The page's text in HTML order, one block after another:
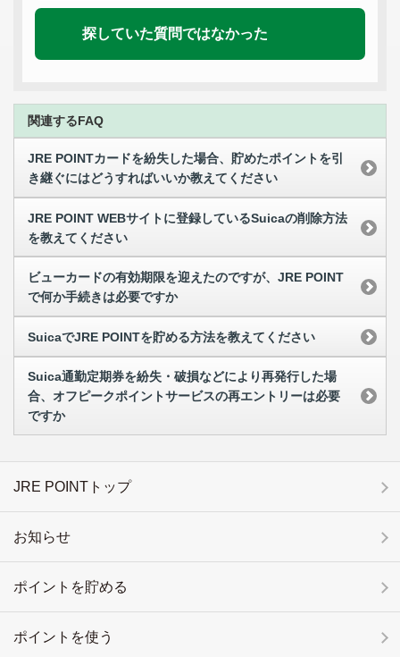
探していた質問ではなかった
関連するFAQ
JRE POINTカードを紛失した場合、貯めたポイントを引
き継ぐにはどうすればいいか教えてください
JRE POINT WEBサイトに登録しているSuicaの削除方法
を教えてください
ビューカードの有効期限を迎えたのですが、JRE POINT
で何か手続きは必要ですか
SuicaでJRE POINTを貯める方法を教えてください
Suica通勤定期券を紛失・破損などにより再発行した場
合、オフピークポイントサービスの再エントリーは必要
ですか
JRE POINTトップ
お知らせ
ポイントを貯める
ポイントを使う